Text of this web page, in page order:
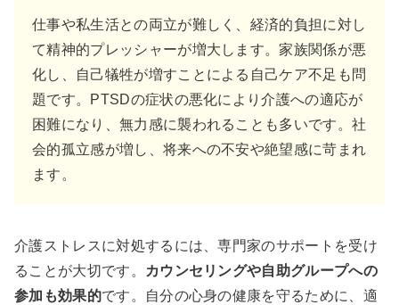
仕事や私生活との両立が難しく、経済的負担に対し
て精神的プレッシャーが増大します。家族関係が悪
化し、自己犠牲が増すことによる自己ケア不足も問
題です。PTSDの症状の悪化により介護への適応が
困難になり、無力感に襲われることも多いです。社
会的孤立感が増し、将来への不安や絶望感に苛まれ
ます。
介護ストレスに対処するには、専門家のサポートを受け
ることが大切です。
カウンセリングや自助グループへの
参加も効果的です。自分の心身の健康を守るために、適